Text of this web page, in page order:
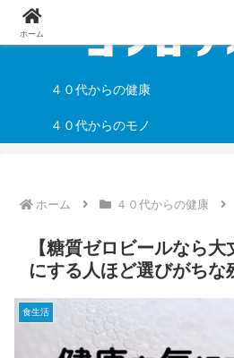
４０代からの健康
４０代からのモノ
ホーム ４０代からの健康
【糖質ゼロビールなら
にする人ほど選びがちな
食生活
ホーム